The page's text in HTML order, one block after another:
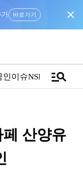
가 바로가기 close
인이슈NSPTVmanage_search
산양유